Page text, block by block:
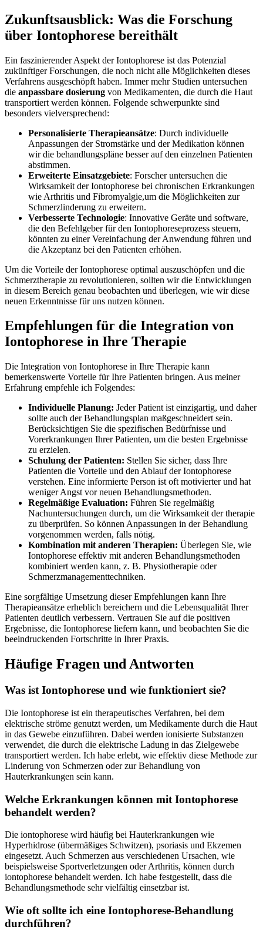
Zukunftsausblick: Was die ​Forschung⁣
über Iontophorese ⁣bereithält
Ein faszinierender Aspekt⁢ der Iontophorese ist das Potenzial
zukünftiger Forschungen, die noch nicht alle Möglichkeiten dieses
Verfahrens ausgeschöpft‍ haben. Immer mehr Studien untersuchen
die anpassbare dosierung von Medikamenten, die durch die ​Haut
transportiert werden können. Folgende​ schwerpunkte sind
‍besonders vielversprechend:
Personalisierte Therapieansätze: Durch individuelle
Anpassungen der Stromstärke und der Medikation können
wir die ⁢behandlungspläne besser auf ⁤den einzelnen Patienten ​
abstimmen.
Erweiterte Einsatzgebiete: ‍Forscher untersuchen die
Wirksamkeit der Iontophorese‌ bei chronischen⁤ Erkrankungen
wie Arthritis und Fibromyalgie,um die Möglichkeiten zur
Schmerzlinderung zu erweitern.
Verbesserte Technologie: Innovative Geräte und software,
die‍ den Befehlgeber ⁣für den Iontophoreseprozess ⁢steuern,
könnten zu einer Vereinfachung der Anwendung führen und
die Akzeptanz bei den Patienten⁣ erhöhen.
Um die Vorteile der ‍Iontophorese ⁤optimal auszuschöpfen⁣ und die
Schmerztherapie zu revolutionieren, sollten wir die Entwicklungen
in diesem Bereich genau beobachten und überlegen, wie wir diese
neuen Erkenntnisse für uns nutzen können.
Empfehlungen für die Integration von
Iontophorese in Ihre Therapie
Die⁢ Integration von Iontophorese in Ihre Therapie kann
bemerkenswerte Vorteile für Ihre ⁣Patienten bringen. Aus meiner
Erfahrung empfehle ich Folgendes:
Individuelle Planung: Jeder Patient ist einzigartig, und daher
sollte auch der Behandlungsplan ⁤maßgeschneidert ⁤sein.
Berücksichtigen Sie die spezifischen Bedürfnisse⁢ und
Vorerkrankungen Ihrer Patienten, um die besten Ergebnisse
zu erzielen.
Schulung der‍ Patienten: Stellen Sie sicher, dass Ihre
Patienten die Vorteile und den Ablauf der Iontophorese
verstehen. Eine informierte Person ist oft ⁤motivierter und hat
weniger Angst vor neuen ⁤Behandlungsmethoden.
Regelmäßige Evaluation: Führen Sie regelmäßig
Nachuntersuchungen durch, ⁣um die Wirksamkeit der therapie
zu überprüfen. So können Anpassungen in der Behandlung ​
vorgenommen werden, falls nötig.
Kombination mit anderen ⁢Therapien: Überlegen Sie, wie
Iontophorese effektiv mit anderen Behandlungsmethoden
kombiniert werden kann, z. B. Physiotherapie oder⁤
Schmerzmanagementtechniken.
Eine sorgfältige Umsetzung dieser Empfehlungen kann Ihre
Therapieansätze erheblich bereichern und die Lebensqualität Ihrer
Patienten deutlich verbessern. Vertrauen Sie auf die positiven
‌Ergebnisse, die Iontophorese liefern kann, und beobachten Sie die
beeindruckenden Fortschritte⁤ in Ihrer Praxis.
Häufige Fragen und Antworten
Was ist Iontophorese und wie funktioniert sie?
Die Iontophorese ist ein therapeutisches Verfahren, bei dem
elektrische ströme genutzt werden, um Medikamente durch die Haut
​in das Gewebe einzuführen. Dabei werden ionisierte Substanzen
verwendet, die durch die elektrische Ladung in das Zielgewebe⁢
transportiert werden. Ich habe erlebt, wie effektiv diese Methode zur
Linderung ‌von Schmerzen oder zur⁣ Behandlung von
Hauterkrankungen sein kann.
Welche⁢ Erkrankungen können mit Iontophorese‍
behandelt werden?
Die iontophorese wird häufig bei Hauterkrankungen wie
Hyperhidrose (übermäßiges Schwitzen), psoriasis und Ekzemen
eingesetzt. Auch⁣ Schmerzen aus verschiedenen Ursachen, wie
beispielsweise Sportverletzungen oder Arthritis, können durch
iontophorese behandelt werden. Ich habe festgestellt, dass die
Behandlungsmethode sehr ⁤vielfältig einsetzbar ist.
Wie oft sollte ich eine Iontophorese-Behandlung
durchführen?